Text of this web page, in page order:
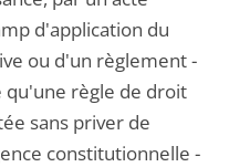
d'application du
ou d'un règlement -
qu'une règle de droit
sans priver de
constitutionnelle -